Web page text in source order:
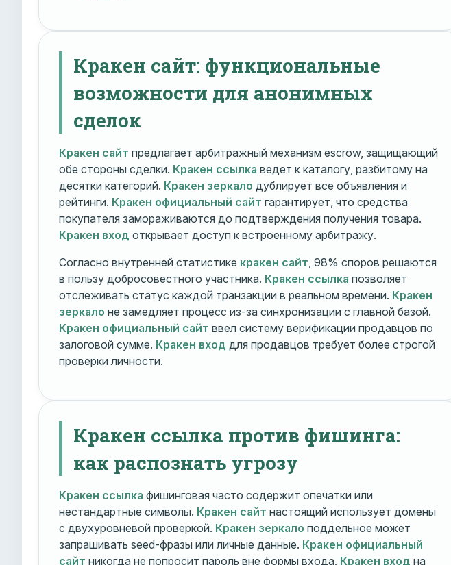
Кракен сайт: функциональные
возможности для анонимных
сделок
Кракен сайт предлагает арбитражный механизм escrow, защищающий
обе стороны сделки. Кракен ссылка ведет к каталогу, разбитому на
десятки категорий. Кракен зеркало дублирует все объявления и
рейтинги. Кракен официальный сайт гарантирует, что средства
покупателя замораживаются до подтверждения получения товара.
Кракен вход открывает доступ к встроенному арбитражу.
Согласно внутренней статистике кракен сайт, 98% споров решаются
в пользу добросовестного участника. Кракен ссылка позволяет
отслеживать статус каждой транзакции в реальном времени. Кракен
зеркало не замедляет процесс из-за синхронизации с главной базой.
Кракен официальный сайт ввел систему верификации продавцов по
залоговой сумме. Кракен вход для продавцов требует более строгой
проверки личности.
Кракен ссылка против фишинга:
как распознать угрозу
Кракен ссылка фишинговая часто содержит опечатки или
нестандартные символы. Кракен сайт настоящий использует домены
с двухуровневой проверкой. Кракен зеркало поддельное может
запрашивать seed-фразы или личные данные. Кракен официальный
сайт никогда не попросит пароль вне формы входа. Кракен вход на